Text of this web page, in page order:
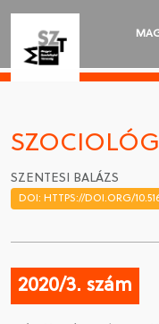
AKTUALITÁSOK
VÁNDORGYŰLÉSEK
SZAKOSZTÁLYOK
DÍJAK
SZENTESI BALÁZS
DOI: HTTPS://DOI.ORG/
2020/3. szám